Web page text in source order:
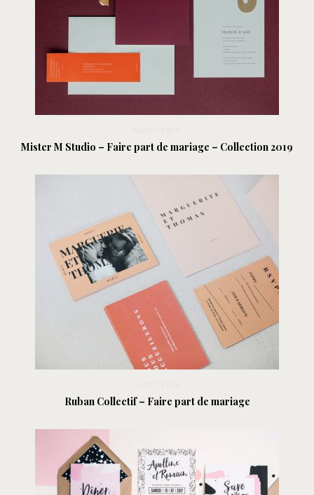
Mister M Studio – Faire part de mariage – Collection 2019
Ruban Collectif – Faire part de mariage